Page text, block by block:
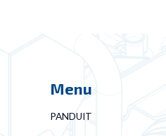
Menu
PANDUIT